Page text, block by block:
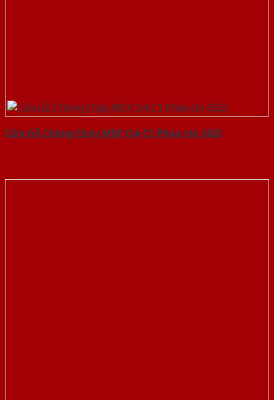
Cửa Gỗ Chống Cháy MDF O4-C1 Phào chi-SGD